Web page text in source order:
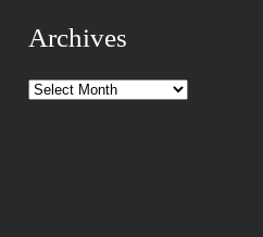
Archives
Archives